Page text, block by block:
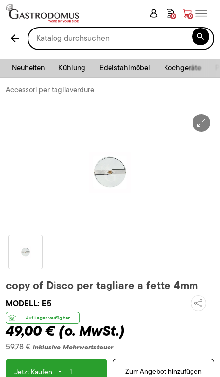
0 0
arrow_back 
Neuheiten Kühlung Edelstahlmöbel Kochgeräte
Accessori per tagliaverdure
copy of Disco per tagliare a fette 4mm
MODELL: E5
49,00 €(o. MwSt.)
59,78 € inklusive Mehrwertsteuer
Jetzt Kaufen - + Zum Angebot hinzufügen